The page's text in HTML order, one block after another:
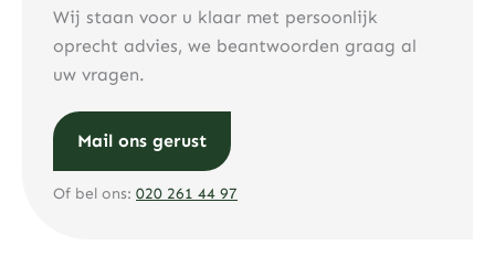
Wij staan voor u klaar met persoonlijk
oprecht advies, we beantwoorden graag al
uw vragen.
Mail ons gerust
Of bel ons: 020 261 44 97